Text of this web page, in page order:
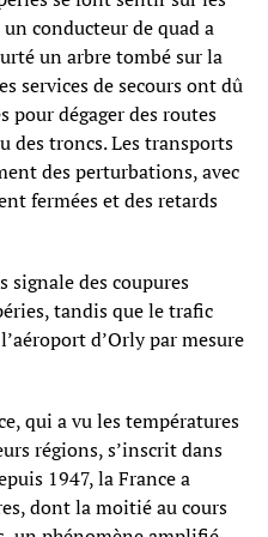
conducteur de quad a
un arbre tombé sur la
services de secours ont dû
dégager des routes
des troncs. Les transports
des perturbations, avec
fermées et des retards
signale des coupures
tandis que le trafic
d’Orly par mesure
qui a vu les températures
régions, s’inscrit dans
1947, la France a
dont la moitié au cours